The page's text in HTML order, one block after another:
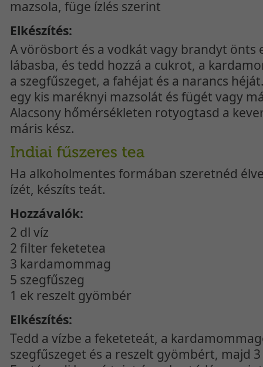
mazsola, füge ízlés szerint
Elkészítés:
A vörösbort és a vodkát vagy brandyt önts
lábasba, és tedd hozzá a cukrot, a
a szegfűszeget, a fahéjat és a narancs
egy kis maréknyi mazsolát és fügét vagy
Alacsony hőmérsékleten rotyogtasd a
máris kész.
Ha alkoholmentes formában szeretnéd
ízét, készíts teát.
Hozzávalók:
2 dl víz
2 filter feketetea
3 kardamommag
5 szegfűszeg
1 ek reszelt gyömbér
Elkészítés:
Tedd a vízbe a feketeteát, a
szegfűszeget és a reszelt gyömbért, majd